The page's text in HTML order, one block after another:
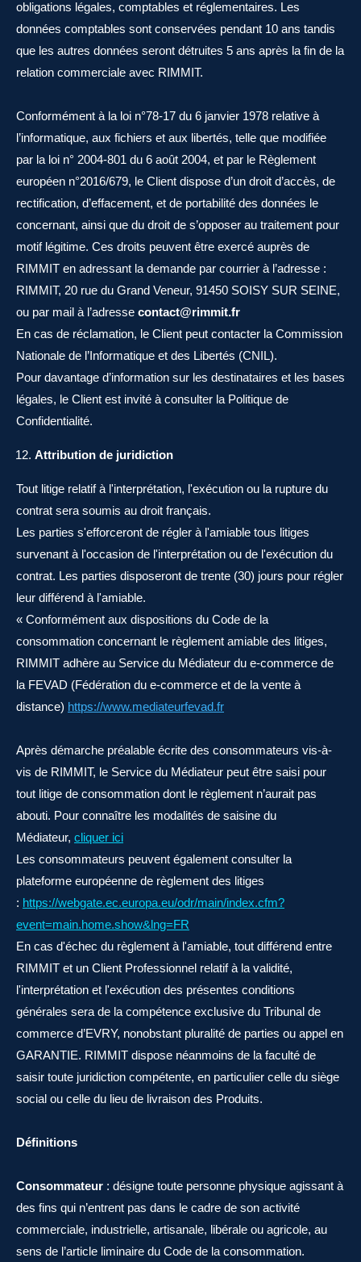
obligations légales, comptables et réglementaires. Les
données comptables sont conservées pendant 10 ans tandis
que les autres données seront détruites 5 ans après la fin de la
relation commerciale avec RIMMIT.
Conformément à la loi n°78-17 du 6 janvier 1978 relative à
l’informatique, aux fichiers et aux libertés, telle que modifiée
par la loi n° 2004-801 du 6 août 2004, et par le Règlement
européen n°2016/679, le Client dispose d’un droit d’accès, de
rectification, d’effacement, et de portabilité des données le
concernant, ainsi que du droit de s’opposer au traitement pour
motif légitime. Ces droits peuvent être exercé auprès de
RIMMIT en adressant la demande par courrier à l’adresse :
RIMMIT, 20 rue du Grand Veneur, 91450 SOISY SUR SEINE,
ou par mail à l’adresse contact@rimmit.fr
En cas de réclamation, le Client peut contacter la Commission
Nationale de l’Informatique et des Libertés (CNIL).
Pour davantage d’information sur les destinataires et les bases
légales, le Client est invité à consulter la Politique de
Confidentialité.
Attribution de juridiction
Tout litige relatif à l'interprétation, l'exécution ou la rupture du
contrat sera soumis au droit français.
Les parties s'efforceront de régler à l'amiable tous litiges
survenant à l'occasion de l'interprétation ou de l'exécution du
contrat. Les parties disposeront de trente (30) jours pour régler
leur différend à l'amiable.
« Conformément aux dispositions du Code de la
consommation concernant le règlement amiable des litiges,
RIMMIT adhère au Service du Médiateur du e-commerce de
la FEVAD (Fédération du e-commerce et de la vente à
distance) https://www.mediateurfevad.fr
Après démarche préalable écrite des consommateurs vis-à-
vis de RIMMIT, le Service du Médiateur peut être saisi pour
tout litige de consommation dont le règlement n’aurait pas
abouti. Pour connaître les modalités de saisine du
Médiateur, cliquer ici
Les consommateurs peuvent également consulter la
plateforme européenne de règlement des litiges
: https://webgate.ec.europa.eu/odr/main/index.cfm?
event=main.home.show&lng=FR
En cas d'échec du règlement à l'amiable, tout différend entre
RIMMIT et un Client Professionnel relatif à la validité,
l'interprétation et l'exécution des présentes conditions
générales sera de la compétence exclusive du Tribunal de
commerce d’EVRY, nonobstant pluralité de parties ou appel en
GARANTIE. RIMMIT dispose néanmoins de la faculté de
saisir toute juridiction compétente, en particulier celle du siège
social ou celle du lieu de livraison des Produits.
Définitions
Consommateur : désigne toute personne physique agissant à
des fins qui n’entrent pas dans le cadre de son activité
commerciale, industrielle, artisanale, libérale ou agricole, au
sens de l’article liminaire du Code de la consommation.